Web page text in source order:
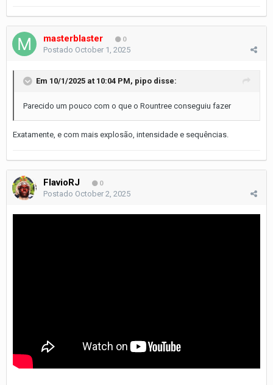
masterblaster 0
Postado October 1, 2025
Em 10/1/2025 at 10:04 PM, pipo disse:
Parecido um pouco com o que o Rountree conseguiu fazer
Exatamente, e com mais explosão, intensidade e sequências.
FlavioRJ 0
Postado October 2, 2025